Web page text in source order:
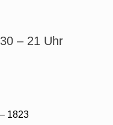
– 21 Uhr
1823